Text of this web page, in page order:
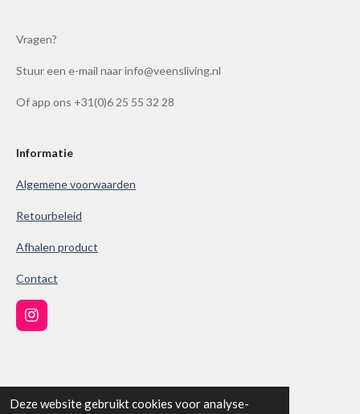
Deze website gebruikt cookies voor analyse-
.
0
3
8
1
0
9
Vragen?
Stuur een e-mail naar info@veensliving.nl
Of app ons +31(0)6 25 55 32 28
Informatie
Algemene voorwaarden
Retourbeleid
Afhalen product
Contact
I
n
r
KVK: 78171342